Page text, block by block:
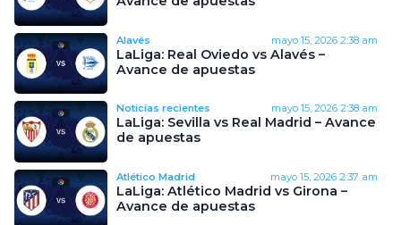
Alavés mayo 15, 2026 2:38 am
LaLiga: Real Oviedo vs Alavés –
Avance de apuestas
Noticias recientes mayo 15, 2026 2:38 am
LaLiga: Sevilla vs Real Madrid – Avance
de apuestas
Atlético Madrid mayo 15, 2026 2:37 am
LaLiga: Atlético Madrid vs Girona –
Avance de apuestas